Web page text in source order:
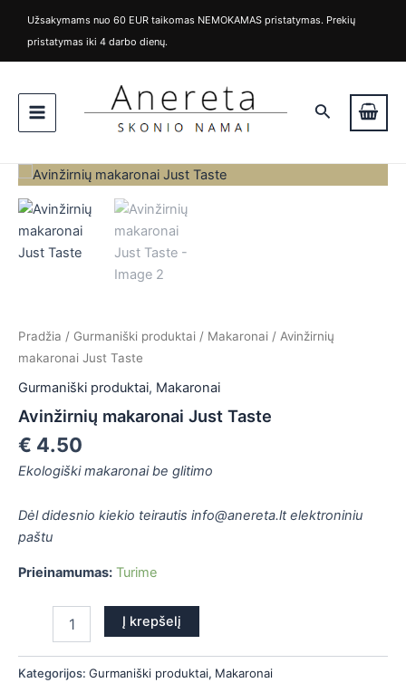
turinio
Užsakymams nuo 60 EUR taikomas NEMOKAMAS pristatymas. Prekių
pristatymas iki 4 darbo dienų.
Menu
Paieška
Pradžia / Gurmaniški produktai / Makaronai / Avinžirnių
makaronai Just Taste
Gurmaniški produktai, Makaronai
Avinžirnių makaronai Just Taste
€ 4.50
Ekologiški makaronai be glitimo
Dėl didesnio kiekio teirautis info@anereta.lt elektroniniu
paštu
Prieinamumas: Turime
produkto
kiekis:
Avinžirnių
makaronai
Just
Taste
Į krepšelį
Kategorijos: Gurmaniški produktai, Makaronai